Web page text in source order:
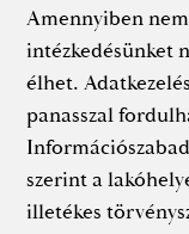
Amennyiben
intézkedésünket
élhet.
panasszal
szerint a
illetékes